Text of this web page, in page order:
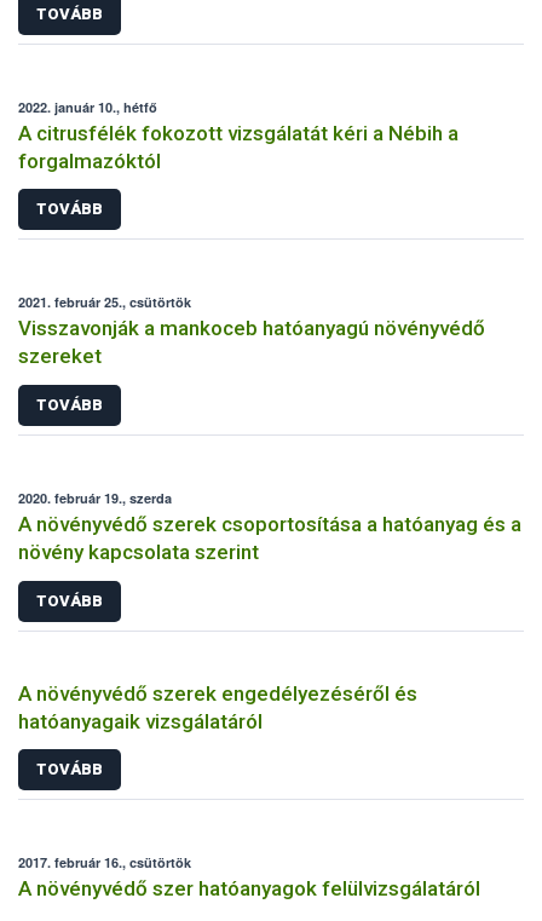
TOVÁBB
2022. január 10., hétfő
A citrusfélék fokozott vizsgálatát kéri a Nébih a
forgalmazóktól
TOVÁBB
2021. február 25., csütörtök
Visszavonják a mankoceb hatóanyagú növényvédő
szereket
TOVÁBB
2020. február 19., szerda
A növényvédő szerek csoportosítása a hatóanyag és a
növény kapcsolata szerint
TOVÁBB
A növényvédő szerek engedélyezéséről és
hatóanyagaik vizsgálatáról
TOVÁBB
2017. február 16., csütörtök
A növényvédő szer hatóanyagok felülvizsgálatáról